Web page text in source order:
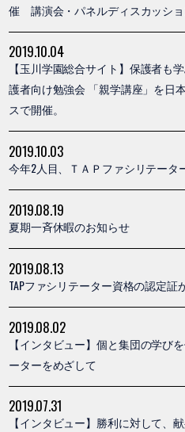
催 講演会・パネルディスカッショ
2019.10.04
【玉川学園総合サイト】保護者も
護者向け勉強会 「親学講座」を日
スで開催。
2019.10.03
今年2人目、ＴＡＰファシリテータ
2019.08.19
夏期一斉休暇のお知らせ
2019.08.13
TAPファシリテーター資格の認定証
2019.08.02
【インタビュー】個と集団の学
ーターをめざして
2019.07.31
【インタビュー】勝利に対して、